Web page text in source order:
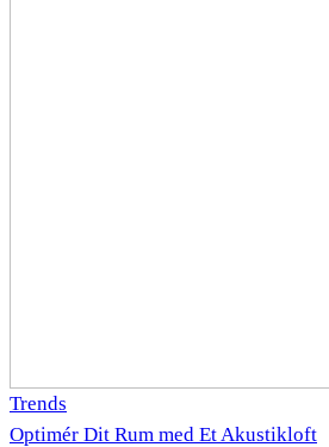
Trends
Optimér Dit Rum med Et Akustikloft